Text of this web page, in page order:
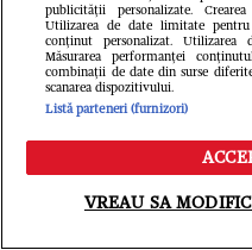
Meniu Caută
publicității personalizate.
Utilizarea de date limitate
conținut personalizat.
Măsurarea performanței
combinații de date din surse
scanarea dispozitivului.
Listă parteneri (furnizori)
VREAU SA